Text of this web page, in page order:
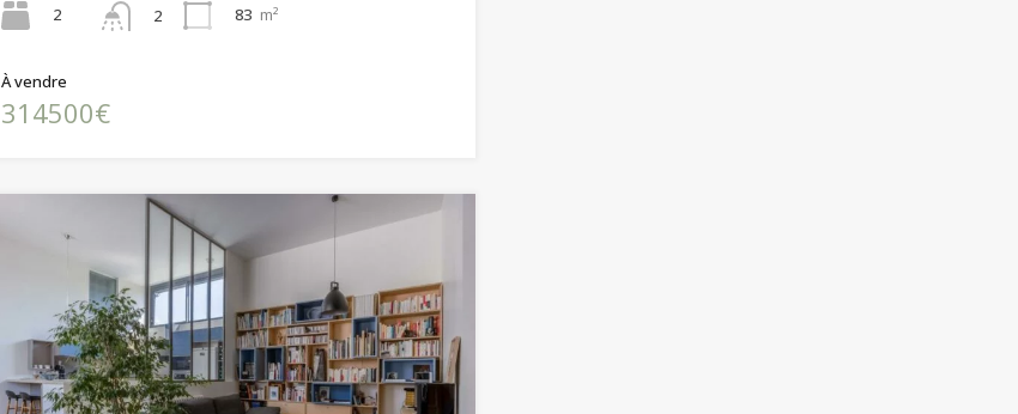
2
2
83 m²
À vendre
314500€